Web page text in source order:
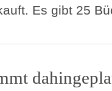
Es gibt 25